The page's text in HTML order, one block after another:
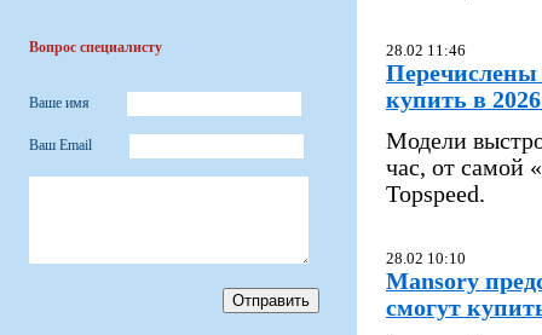
Вопрос специалисту
Ваше имя
Ваш Email
28.02 11:46
купить в 2026
Модели
час, от самой
Topspeed.
28.02 10:10
Mansory
смогут